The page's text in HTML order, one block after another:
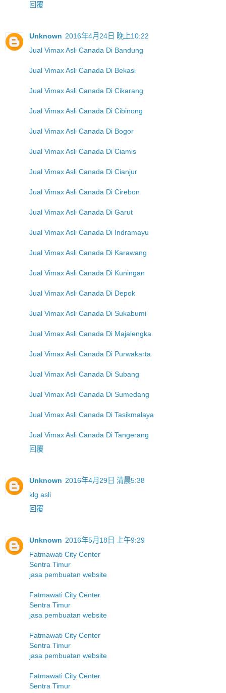
回覆
Unknown 2016年4月24日 晚上10:22
Jual Vimax Asli Canada Di Bandung
Jual Vimax Asli Canada Di Bekasi
Jual Vimax Asli Canada Di Cikarang
Jual Vimax Asli Canada Di Cibinong
Jual Vimax Asli Canada Di Bogor
Jual Vimax Asli Canada Di Ciamis
Jual Vimax Asli Canada Di Cianjur
Jual Vimax Asli Canada Di Cirebon
Jual Vimax Asli Canada Di Garut
Jual Vimax Asli Canada Di Indramayu
Jual Vimax Asli Canada Di Karawang
Jual Vimax Asli Canada Di Kuningan
Jual Vimax Asli Canada Di Depok
Jual Vimax Asli Canada Di Sukabumi
Jual Vimax Asli Canada Di Majalengka
Jual Vimax Asli Canada Di Purwakarta
Jual Vimax Asli Canada Di Subang
Jual Vimax Asli Canada Di Sumedang
Jual Vimax Asli Canada Di Tasikmalaya
Jual Vimax Asli Canada Di Tangerang
回覆
Unknown 2016年4月29日 清晨5:38
klg asli
回覆
Unknown 2016年5月18日 上午9:29
Fatmawati City Center
Sentra Timur
jasa pembuatan website
Fatmawati City Center
Sentra Timur
jasa pembuatan website
Fatmawati City Center
Sentra Timur
jasa pembuatan website
Fatmawati City Center
Sentra Timur